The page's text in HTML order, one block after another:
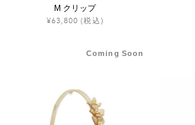
M クリップ
¥63,800 (税込)
Coming Soon